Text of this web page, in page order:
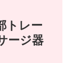
トレー
ージ器